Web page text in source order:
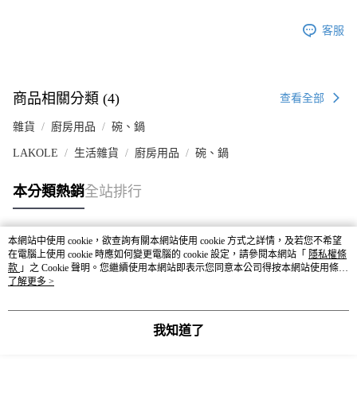
客服
商品相關分類 (4) 查看全部
雜貨 廚房用品 碗、鍋
LAKOLE 生活雜貨 廚房用品 碗、鍋
本分類熱銷全站排行
熱門標籤
本網站中使用 cookie，欲查詢有關本網站使用 cookie 方式之詳情，及若您不希望
在電腦上使用 cookie 時應如何變更電腦的 cookie 設定，請參閱本網站「 隱私權條
款 」之 Cookie 聲明。您繼續使用本網站即表示您同意本公司得按本網站使用條款
之 Cookie 聲明使用 cookie。
了解更多 >
我知道了